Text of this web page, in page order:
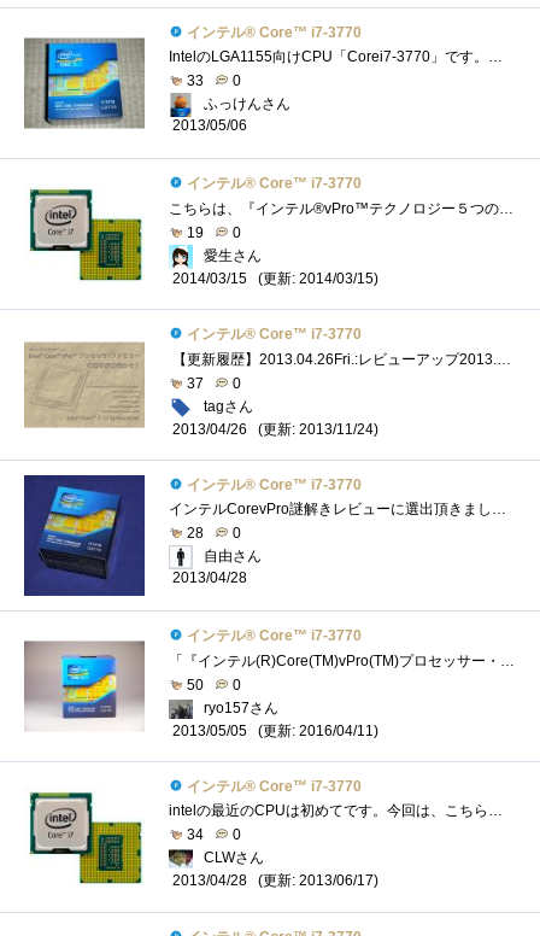
インテル® Core™ i7-3770
33
0
ふっけんさん
2013/05/06
インテル® Core™ i7-3770
19
0
愛生さん
2014/03/15
(更新: 2014/03/15)
インテル® Core™ i7-3770
37
0
tagさん
2013/04/26
(更新: 2013/11/24)
インテル® Core™ i7-3770
28
0
自由さん
2013/04/28
インテル® Core™ i7-3770
50
0
ryo157さん
2013/05/05
(更新: 2016/04/11)
インテル® Core™ i7-3770
34
0
CLWさん
2013/04/28
(更新: 2013/06/17)